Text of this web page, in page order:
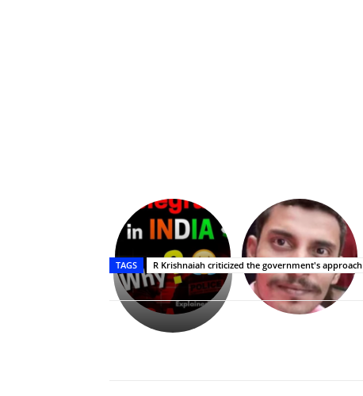
Upasana:
భర్తపై
రివెంజ్
తీర్చుకున్న
ఉపాసన..
పాపం
రామ్
TAGS R Krishnaiah criticized the government's approach